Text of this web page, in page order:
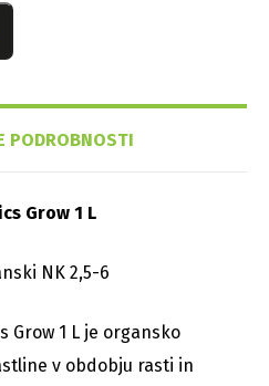
PODROBNOSTI
Grow 1 L
NK 2,5-6
Grow 1 L je organsko
v obdobju rasti in